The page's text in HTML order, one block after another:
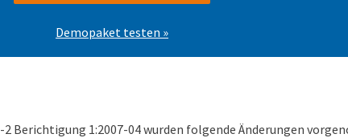
Demopaket testen »
2 Berichtigung 1:2007-04 wurden folgende Änderungen